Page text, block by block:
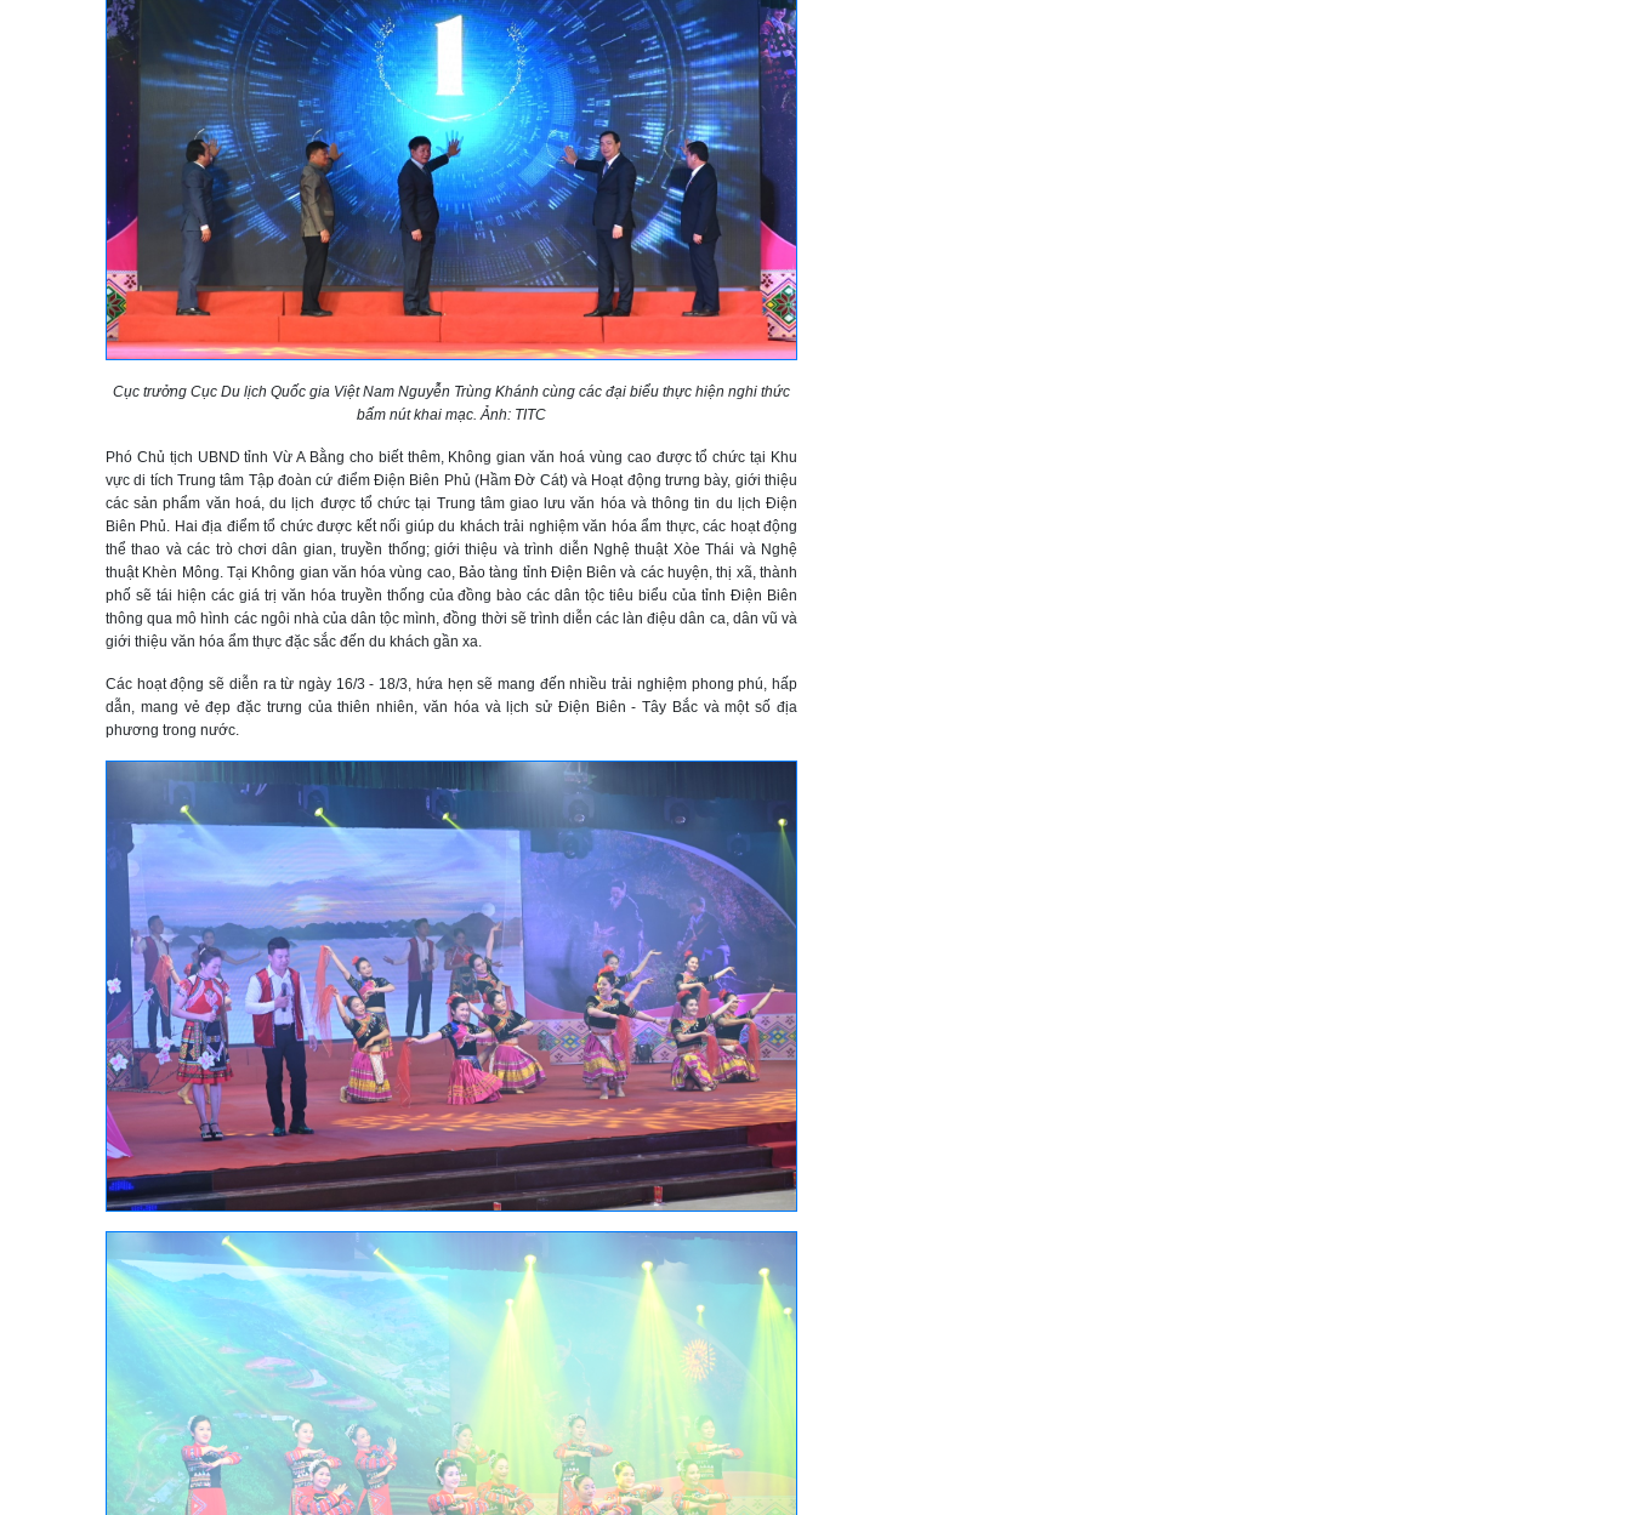
Cục trưởng Cục Du lịch Quốc gia Việt Nam Nguyễn Trùng Khánh cùng các đại biểu thực hiện nghi thức
bấm nút khai mạc. Ảnh: TITC
Phó Chủ tịch UBND tỉnh Vừ A Bằng cho biết thêm, Không gian văn hoá vùng cao được tổ chức tại Khu
vực di tích Trung tâm Tập đoàn cứ điểm Điện Biên Phủ (Hầm Đờ Cát) và Hoạt động trưng bày, giới thiệu
các sản phẩm văn hoá, du lịch được tổ chức tại Trung tâm giao lưu văn hóa và thông tin du lịch Điện
Biên Phủ. Hai địa điểm tổ chức được kết nối giúp du khách trải nghiệm văn hóa ẩm thực, các hoạt động
thể thao và các trò chơi dân gian, truyền thống; giới thiệu và trình diễn Nghệ thuật Xòe Thái và Nghệ
thuật Khèn Mông. Tại Không gian văn hóa vùng cao, Bảo tàng tỉnh Điện Biên và các huyện, thị xã, thành
phố sẽ tái hiện các giá trị văn hóa truyền thống của đồng bào các dân tộc tiêu biểu của tỉnh Điện Biên
thông qua mô hình các ngôi nhà của dân tộc mình, đồng thời sẽ trình diễn các làn điệu dân ca, dân vũ và
giới thiệu văn hóa ẩm thực đặc sắc đến du khách gần xa.
Các hoạt động sẽ diễn ra từ ngày 16/3 - 18/3, hứa hẹn sẽ mang đến nhiều trải nghiệm phong phú, hấp
dẫn, mang vẻ đẹp đặc trưng của thiên nhiên, văn hóa và lịch sử Điện Biên - Tây Bắc và một số địa
phương trong nước.